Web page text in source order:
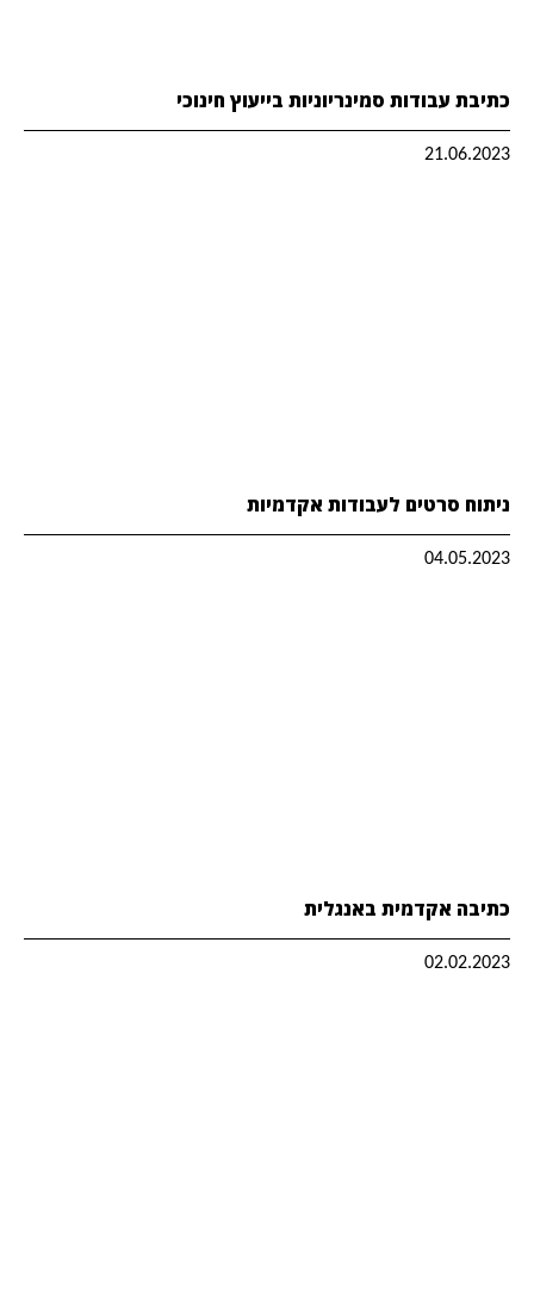
כתיבת עבודות סמינריוניות בייעוץ חינוכי
21.06.2023
ניתוח סרטים לעבודות אקדמיות
04.05.2023
כתיבה אקדמית באנגלית
02.02.2023